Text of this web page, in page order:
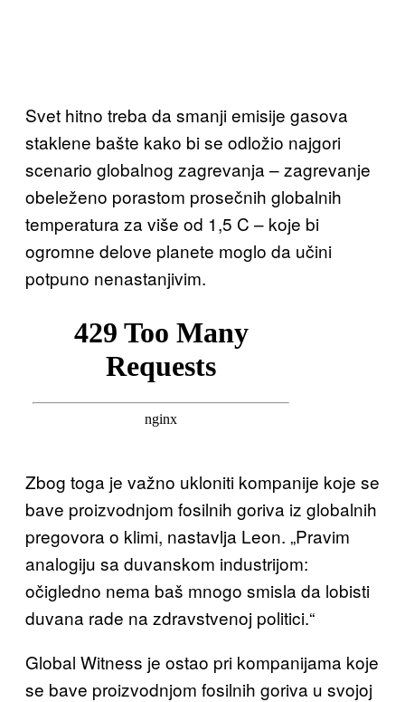
Svet hitno treba da smanji emisije gasova
staklene bašte kako bi se odložio najgori
scenario globalnog zagrevanja – zagrevanje
obeleženo porastom prosečnih globalnih
temperatura za više od 1,5 C – koje bi
ogromne delove planete moglo da učini
potpuno nenastanjivim.
Zbog toga je važno ukloniti kompanije koje se
bave proizvodnjom fosilnih goriva iz globalnih
pregovora o klimi, nastavlja Leon. „Pravim
analogiju sa duvanskom industrijom:
očigledno nema baš mnogo smisla da lobisti
duvana rade na zdravstvenoj politici.“
Global Witness je ostao pri kompanijama koje
se bave proizvodnjom fosilnih goriva u svojoj